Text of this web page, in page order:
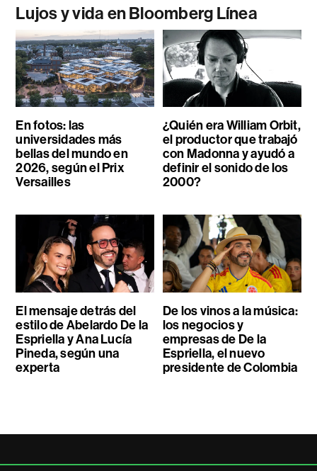
Lujos y vida en Bloomberg Línea
En fotos: las
universidades más
bellas del mundo en
2026, según el Prix
Versailles
¿Quién era William Orbit,
el productor que trabajó
con Madonna y ayudó a
definir el sonido de los
2000?
El mensaje detrás del
estilo de Abelardo De la
Espriella y Ana Lucía
Pineda, según una
experta
De los vinos a la música:
los negocios y
empresas de De la
Espriella, el nuevo
presidente de Colombia